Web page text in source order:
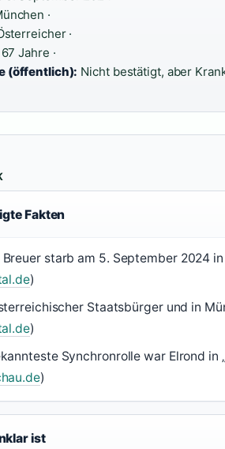
·
·
67 Jahre ·
(öffentlich): Nicht bestätigt, aber
Fakten
starb am 5. September 2024
)
Staatsbürger und in
)
Synchronrolle war Elrond in
)
ist